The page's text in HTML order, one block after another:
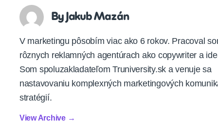
By Jakub Mazán
V marketingu pôsobím viac ako 6 rokov. Pracoval
rôznych reklamných agentúrach ako copywriter a
Som spoluzakladateľom Truniversity.sk a venuje sa
nastavovaniu komplexných marketingových
stratégií.
View Archive →